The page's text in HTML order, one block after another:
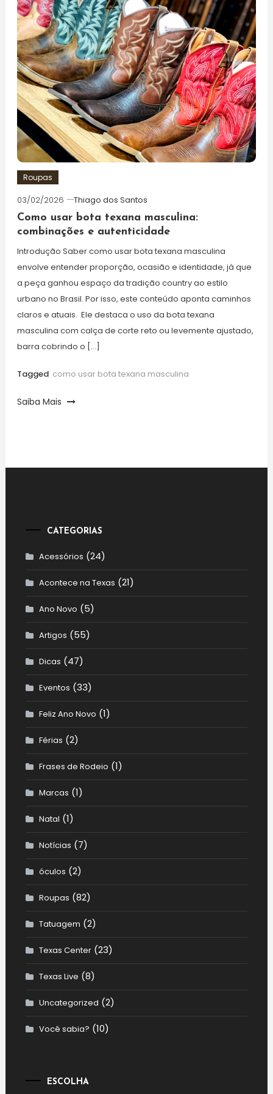
Roupas
03/02/2026
Thiago dos Santos
Como usar bota texana masculina:
combinações e autenticidade
Introdução Saber como usar bota texana masculina
envolve entender proporção, ocasião e identidade, já que
a peça ganhou espaço da tradição country ao estilo
urbano no Brasil. Por isso, este conteúdo aponta caminhos
claros e atuais. Ele destaca o uso da bota texana
masculina com calça de corte reto ou levemente ajustado,
barra cobrindo o […]
Tagged como usar bota texana masculina
Saiba Mais
CATEGORIAS
Acessórios (24)
Acontece na Texas (21)
Ano Novo (5)
Artigos (55)
Dicas (47)
Eventos (33)
Feliz Ano Novo (1)
Férias (2)
Frases de Rodeio (1)
Marcas (1)
Natal (1)
Notícias (7)
óculos (2)
Roupas (82)
Tatuagem (2)
Texas Center(23)
Texas Live (8)
Uncategorized (2)
Você sabia? (10)
ESCOLHA